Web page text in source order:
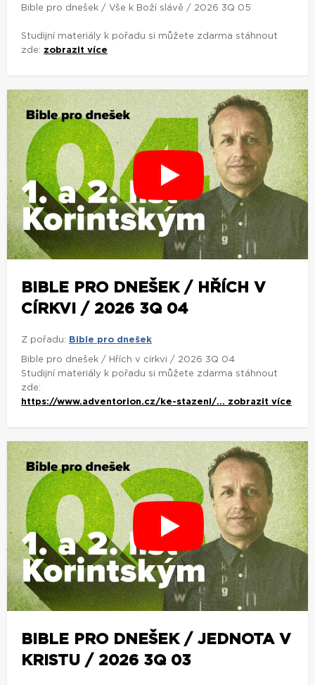
Bible pro dnešek / Vše k Boží slávě / 2026 3Q 05
Studijní materiály k pořadu si můžete zdarma stáhnout
zde: zobrazit více
BIBLE PRO DNEŠEK / HŘÍCH V
CÍRKVI / 2026 3Q 04
Z pořadu: Bible pro dnešek
Bible pro dnešek / Hřích v církvi / 2026 3Q 04
Studijní materiály k pořadu si můžete zdarma stáhnout
zde:
https://www.adventorion.cz/ke-stazeni/... zobrazit více
BIBLE PRO DNEŠEK / JEDNOTA V
KRISTU / 2026 3Q 03